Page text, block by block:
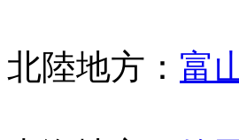
北陸地方： 富